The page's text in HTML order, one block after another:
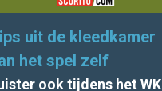
uit de kleedkamer
het spel zelf